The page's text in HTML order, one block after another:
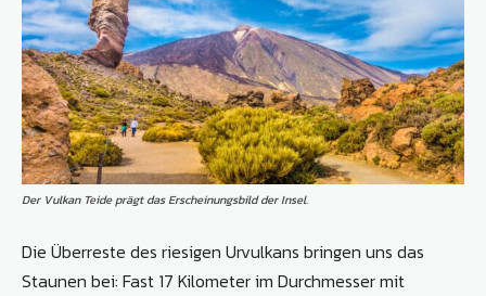
Der Vulkan Teide prägt das Erscheinungsbild der Insel.
Die Überreste des riesigen Urvulkans bringen uns das
Staunen bei: Fast 17 Kilometer im Durchmesser mit